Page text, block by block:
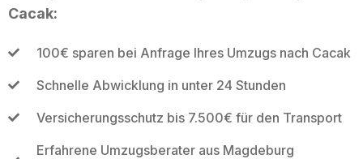
Cacak:
100€ sparen bei Anfrage Ihres Umzugs nach Cacak
Schnelle Abwicklung in unter 24 Stunden
Versicherungsschutz bis 7.500€ für den Transport
Erfahrene Umzugsberater aus Magdeburg